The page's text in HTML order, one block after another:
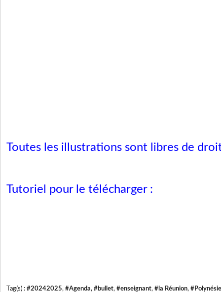
Toutes les illustrations sont libres de
Tutoriel pour le télécharger :
Tag(s) : #20242025, #Agenda, #bullet, #enseignant, #la Réunion, #Polynésie